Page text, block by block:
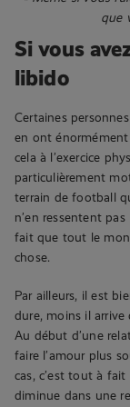
que
Si vous
libido
Certaines
en ont énormément
cela à l’exercice
particulièrement
terrain de football
n’en ressentent
fait que tout le
chose.
Par ailleurs, il est
dure, moins il arrive
Au début d’une
faire l’amour plus
cas, c’est tout à
diminue dans une